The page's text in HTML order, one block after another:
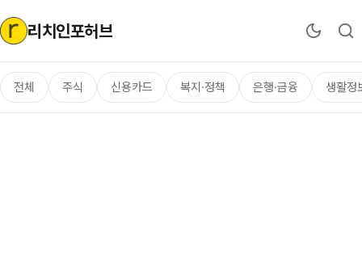
리치인포허브
전체 주식 신용카드 복지·정책 은행·금융 생활정